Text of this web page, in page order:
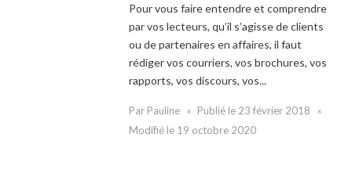
Pour vous faire entendre et comprendre
par vos lecteurs, qu’il s’agisse de clients
ou de partenaires en affaires, il faut
rédiger vos courriers, vos brochures, vos
rapports, vos discours, vos...
Par Pauline Publié le 23 février 2018
Modifié le 19 octobre 2020